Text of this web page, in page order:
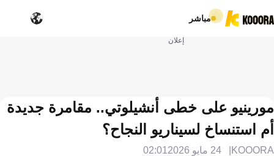
مباشر
إعلان
مورينيو على خطى أنشيلوتي.. مقامرة جديدة
أم استنساخ لسيناريو النجاح؟
KOOORA 24 مايو 2026 02:01